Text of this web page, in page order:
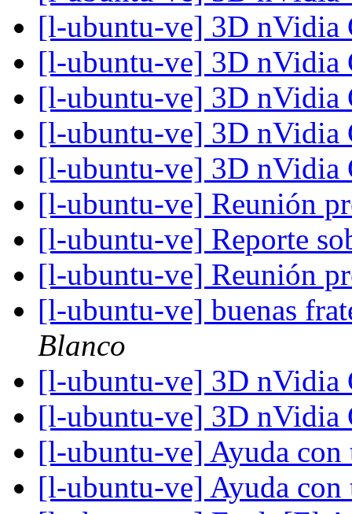
[l-ubuntu-ve] 3D nVidia
[l-ubuntu-ve] 3D nVidia
[l-ubuntu-ve] 3D nVidia
[l-ubuntu-ve] 3D nVidia
[l-ubuntu-ve] 3D nVidia
[l-ubuntu-ve] Reunión
[l-ubuntu-ve] Reporte
[l-ubuntu-ve] Reunión
[l-ubuntu-ve] buenas
Blanco
[l-ubuntu-ve] 3D nVidia
[l-ubuntu-ve] 3D nVidia
[l-ubuntu-ve] Ayuda
[l-ubuntu-ve] Ayuda